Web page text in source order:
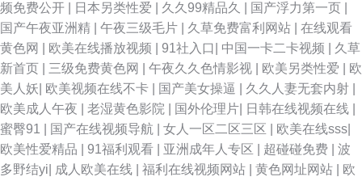
频免费公开
日本另类性爱 久久99精品久 国产浮力第一页
国产午夜亚洲精
午夜三级毛片 久草免费富利网站
在线观看
黄色网
欧美在线播放视频 91社入口 中国一卡二卡视频
久草
新首页
三级免费黄色网 午夜久久色情影视 欧美另类性爱
欧
美人妖 欧美视频在线不卡 国产美女操逼 久久人妻无套内射
欧美成人午夜
老湿黄色影院 国外伦理片 日韩在线视频在线
蜜臀91
国产在线视频导航 女人一区二区三区 欧美在线sss
欧美性爱精品
91福利观看 亚洲成年人专区 超碰碰免费
波
多野结yi
成人欧美在线 福利在线视频网站 黄色网址网站
欧